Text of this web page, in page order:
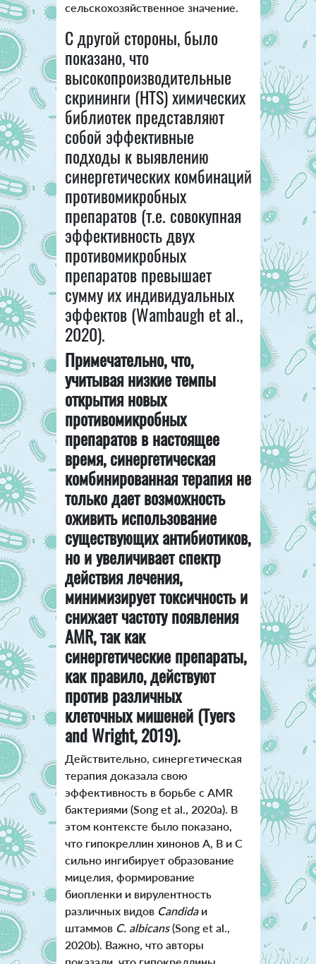
сельскохозяйственное значение.
С другой стороны, было
показано, что
высокопроизводительные
скрининги (HTS) химических
библиотек представляют
собой эффективные
подходы к выявлению
синергетических комбинаций
противомикробных
препаратов (т.е. совокупная
эффективность двух
противомикробных
препаратов превышает
сумму их индивидуальных
эффектов (Wambaugh et al.,
2020).
Примечательно, что,
учитывая низкие темпы
открытия новых
противомикробных
препаратов в настоящее
время, синергетическая
комбинированная терапия не
только дает возможность
оживить использование
существующих антибиотиков,
но и увеличивает спектр
действия лечения,
минимизирует токсичность и
снижает частоту появления
AMR, так как
синергетические препараты,
как правило, действуют
против различных
клеточных мишеней (Tyers
and Wright, 2019).
Действительно, синергетическая
терапия доказала свою
эффективность в борьбе с AMR
бактериями (Song et al., 2020a). В
этом контексте было показано,
что гипокреллин хинонов A, B и C
сильно ингибирует образование
мицелия, формирование
биопленки и вирулентность
различных видов Candidaи
штаммов C. albicans(Song et al.,
2020b). Важно, что авторы